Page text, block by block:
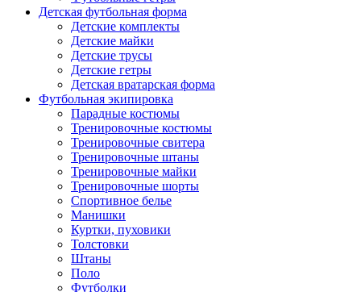
Детская футбольная форма
Детские комплекты
Детские майки
Детские трусы
Детские гетры
Детская вратарская форма
Футбольная экипировка
Парадные костюмы
Тренировочные костюмы
Тренировочные свитера
Тренировочные штаны
Тренировочные майки
Тренировочные шорты
Спортивное белье
Манишки
Куртки, пуховики
Толстовки
Штаны
Поло
Футболки